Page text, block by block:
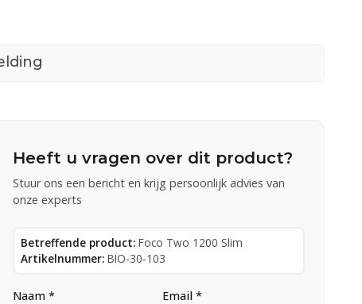
Heeft u vragen over dit product?
Stuur ons een bericht en krijg persoonlijk advies van
onze experts
Betreffende product: Foco Two 1200 Slim
Artikelnummer: BIO-30-103
Naam * Email *